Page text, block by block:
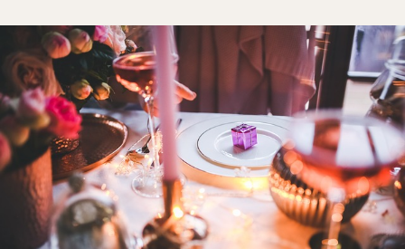
Familie
–
eine
von
Chaos,
Schenken
und
Verständnis